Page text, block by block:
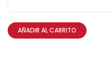
AÑADIR AL CARRITO